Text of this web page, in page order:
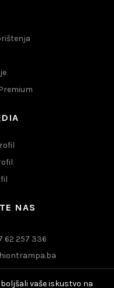
NAS
62 257 336
vaše iskustvo na